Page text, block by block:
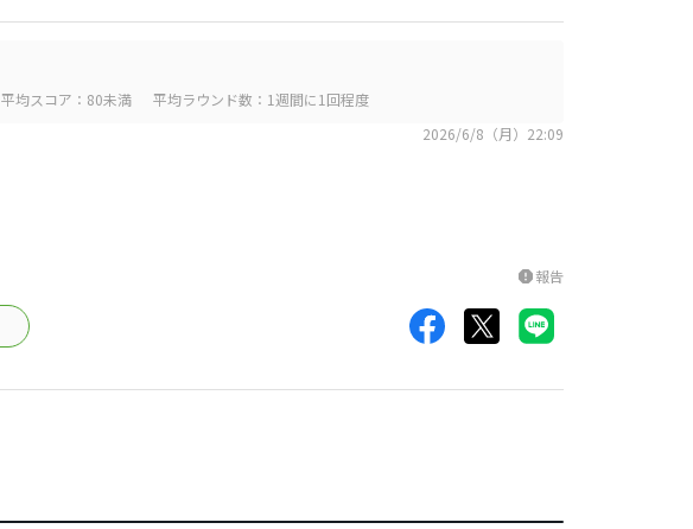
平均スコア：80未満
平均ラウンド数：1週間に1回程度
2026/6/8（月）22:09
report報告